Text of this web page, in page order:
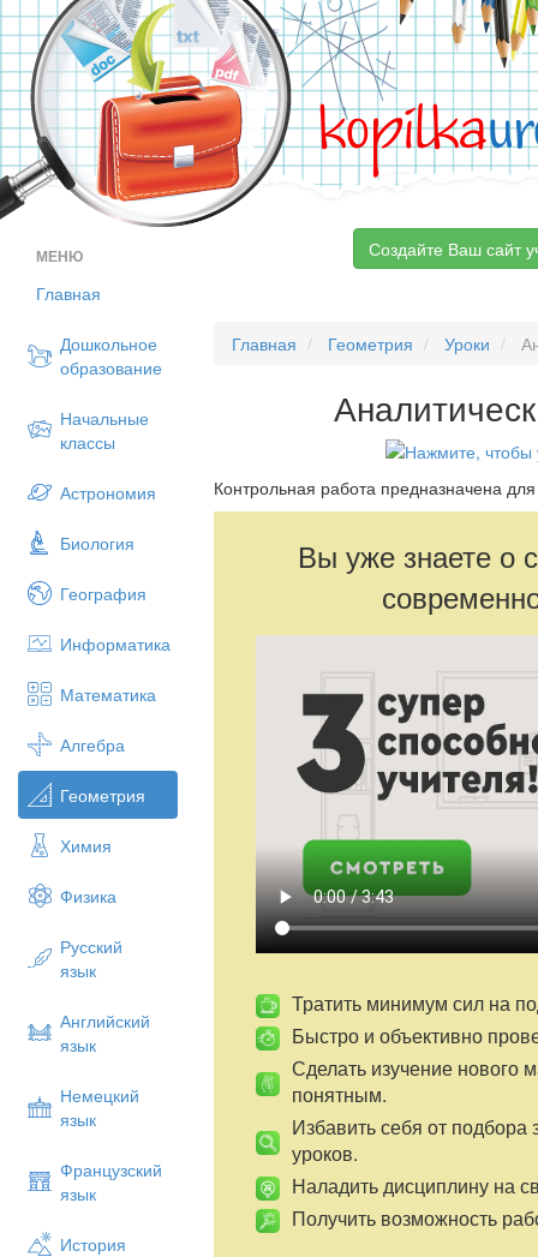
kopilka
МЕНЮ
Главная
Дошкольное
образование
Начальные
классы
Астрономия
Биология
География
Информатика
Математика
Алгебра
Геометрия
Химия
Физика
Русский
язык
Английский
язык
Немецкий
язык
Французский
язык
История
Создайте Ваш сайт
Главная Геометрия Уроки
Контрольная работа предназначена
Вы уже знаете о
Тратить минимум сил на
Быстро и объективно
Сделать изучение нового
понятным.
Избавить себя от подбора
уроков.
Наладить дисциплину на
Получить возможность